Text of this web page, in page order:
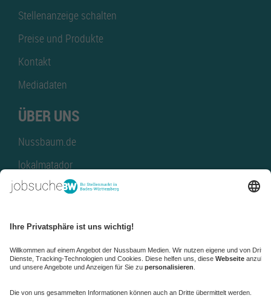
Stellenanzeige schalten
Preise und Produkte
Kontakt
Mediadaten
ÜBER UNS
Nussbaum.de
lokalmatador
kaufinBW
NussbaumID
Nussbaum Medien